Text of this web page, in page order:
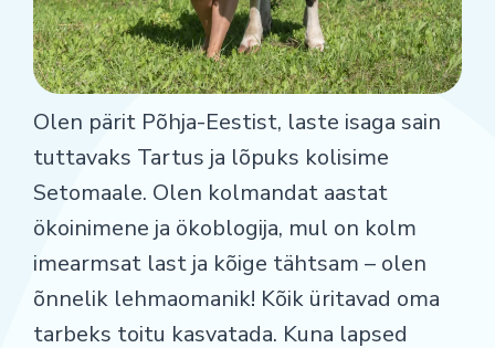
Olen pärit Põhja-Eestist, laste isaga sain
tuttavaks Tartus ja lõpuks kolisime
Setomaale. Olen kolmandat aastat
ökoinimene ja ökoblogija, mul on kolm
imearmsat last ja kõige tähtsam – olen
õnnelik lehmaomanik! Kõik üritavad oma
tarbeks toitu kasvatada. Kuna lapsed